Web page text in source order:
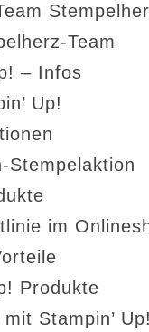
Team
– Infos
Up!
Stempelaktion
im
Produkte
Stampin’ Up!